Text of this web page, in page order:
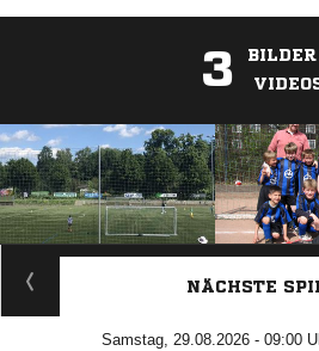
3
ANZEIGE
NÄCHSTE
Samstag, 29.08.2026 - 09:00